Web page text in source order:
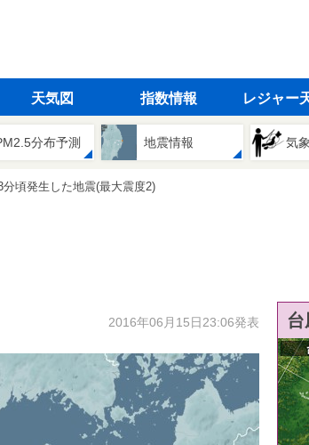
天気図 指数情報 レジャー
分布予測 地震情報 気
分頃発生した地震(最大震度2)
2016年06月15日23:06発表